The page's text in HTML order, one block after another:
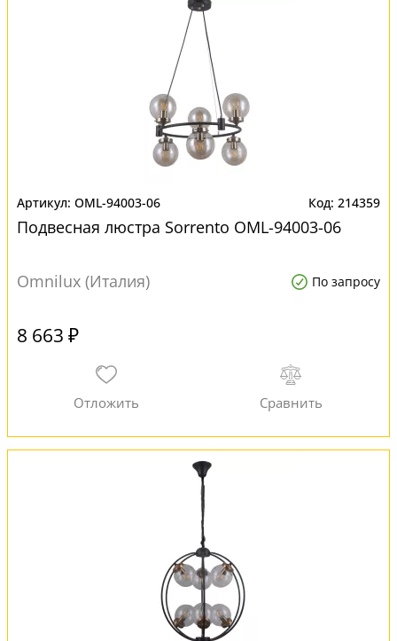
OML-94003-06 214359
Подвесная люстра Sorrento OML-94003-06
Omnilux (Италия) По запросу
8 663 ₽